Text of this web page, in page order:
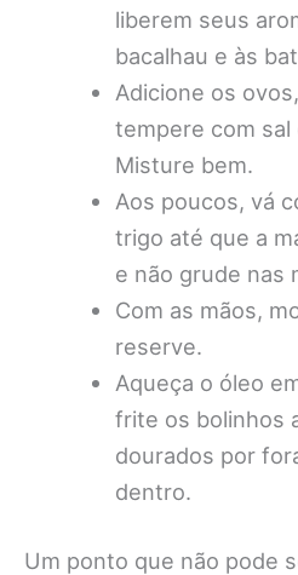
liberem seus
bacalhau e às
Adicione os
tempere com
Misture bem.
Aos poucos, vá
trigo até que a
e não grude nas
Com as mãos,
reserve.
Aqueça o óleo
frite os bolinhos
dourados por
dentro.
Um ponto que não pode